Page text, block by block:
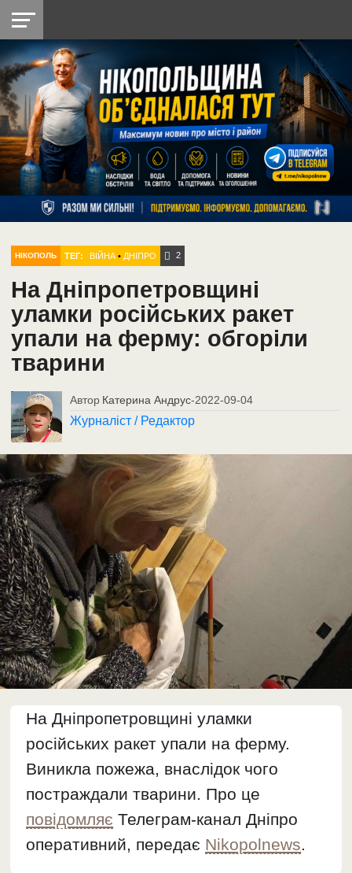
НІКОПОЛЬ
РАЙОН
СІЧЕСЛАВСЬКА
УКРАЇНА
РЕТРО
НІКОПОЛЬ
ЛАЙТ
УКРАЇНА
ДОПОМОГА
РАДІО
НІКОПОЛЬ ТЕГ: ВІЙНА • ДНІПРО 2
На Дніпропетровщині
уламки російських ракет
упали на ферму: обгоріли
тварини
Автор Катерина Андрус-2022-09-04
Журналіст / Редактор
На Дніпропетровщині уламки
російських ракет упали на ферму.
Виникла пожежа, внаслідок чого
постраждали тварини. Про це
повідомляє Телеграм-канал Дніпро
оперативний, передає Nikopolnews.